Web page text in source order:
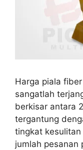
Harga piala
sangatlah
berkisar antara
tergantung
tingkat
jumlah pesanan